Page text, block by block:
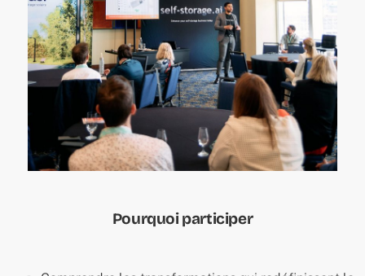
Pourquoi participer